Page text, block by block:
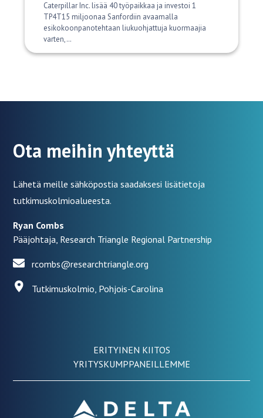
Caterpillar Inc. lisää 40 työpaikkaa ja investoi 1
TP4T15 miljoonaa Sanfordiin avaamalla
esikokoonpanotehtaan liukuohjattuja kuormaajia
varten,…
Ota meihin yhteyttä
Lähetä meille sähköpostia saadaksesi lisätietoja
tutkimuskolmioalueesta.
Ryan Combs
Pääjohtaja, Research Triangle Regional Partnership
rcombs@researchtriangle.org
Tutkimuskolmio, Pohjois-Carolina
ERITYINEN KIITOS
YRITYSKUMPPANEILLEMME